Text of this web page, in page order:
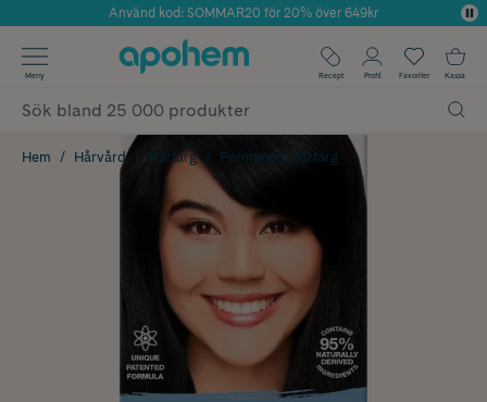
Årets Butik 2025 inom Skönhet
Använd kod: SOMMAR20 för 20% över 649kr
✓ Fri frakt
✓ Poäng på alla köp*
Meny Recept Profil Favoriter Kassa
Hem Hårvård Hårfärg Permanent hårfärg